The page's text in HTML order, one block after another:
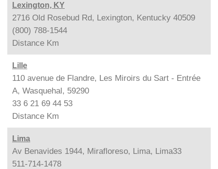
Lexington, KY
2716 Old Rosebud Rd, Lexington, Kentucky 40509
(800) 788-1544
Distance Km
Lille
110 avenue de Flandre, Les Miroirs du Sart - Entrée
A, Wasquehal, 59290
33 6 21 69 44 53
Distance Km
Lima
Av Benavides 1944, Mirafloreso, Lima, Lima33
511-714-1478